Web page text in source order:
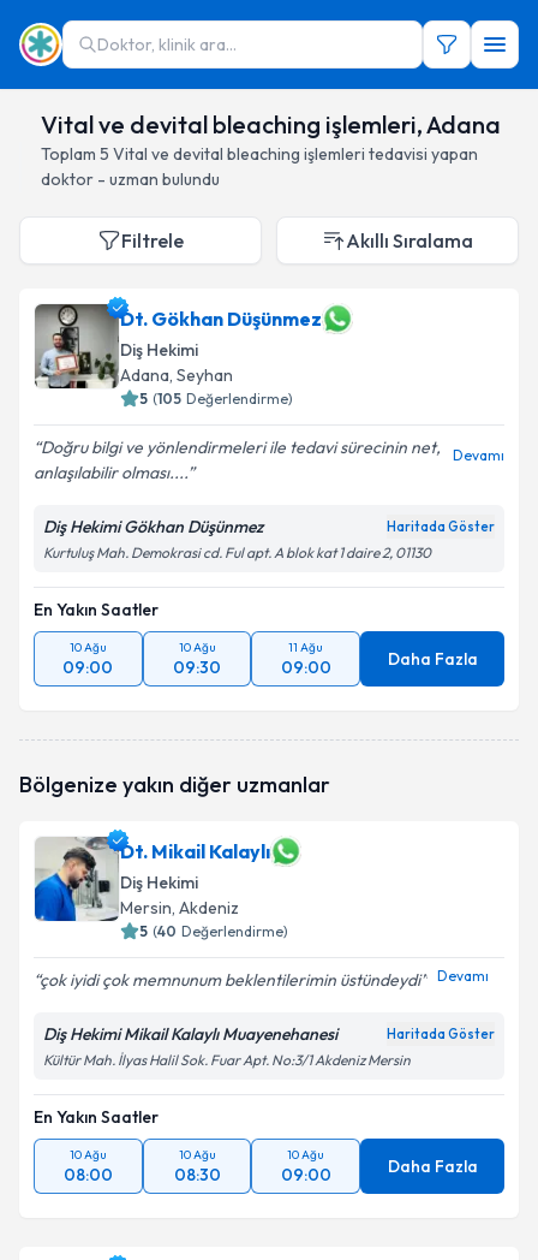
Doktor, klinik ara...
Vital ve devital bleaching işlemleri, Adana
Toplam 5 Vital ve devital bleaching işlemleri tedavisi yapan
doktor - uzman bulundu
Filtrele Akıllı Sıralama
Dt. Gökhan Düşünmez
Diş Hekimi
Adana, Seyhan
5 (105 Değerlendirme)
Doğru bilgi ve yönlendirmeleri ile tedavi sürecinin net,
anlaşılabilir olması....
Devamı
Diş Hekimi Gökhan Düşünmez Haritada Göster
Kurtuluş Mah. Demokrasi cd. Ful apt. A blok kat 1 daire 2, 01130
En Yakın Saatler
10 Ağu
09:00
10 Ağu
09:30
11 Ağu
09:00 Daha Fazla
Bölgenize yakın diğer uzmanlar
Dt. Mikail Kalaylı
Diş Hekimi
Mersin, Akdeniz
5 (40 Değerlendirme)
çok iyidi çok memnunum beklentilerimin üstündeydi Devamı
Diş Hekimi Mikail Kalaylı Muayenehanesi Haritada Göster
Kültür Mah. İlyas Halil Sok. Fuar Apt. No:3/1 Akdeniz Mersin
En Yakın Saatler
10 Ağu
08:00
10 Ağu
08:30
10 Ağu
09:00 Daha Fazla